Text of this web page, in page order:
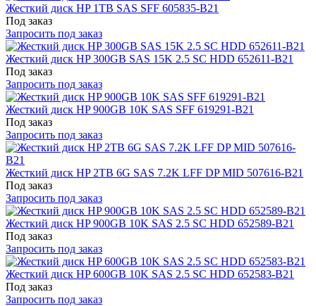
Жесткий диск HP 1TB SAS SFF 605835-B21
Под заказ
Запросить под заказ
Жесткий диск HP 300GB SAS 15K 2.5 SC HDD 652611-B21
Под заказ
Запросить под заказ
Жесткий диск HP 900GB 10K SAS SFF 619291-B21
Под заказ
Запросить под заказ
Жесткий диск HP 2TB 6G SAS 7.2K LFF DP MID 507616-B21
Под заказ
Запросить под заказ
Жесткий диск HP 900GB 10K SAS 2.5 SC HDD 652589-B21
Под заказ
Запросить под заказ
Жесткий диск HP 600GB 10K SAS 2.5 SC HDD 652583-B21
Под заказ
Запросить под заказ